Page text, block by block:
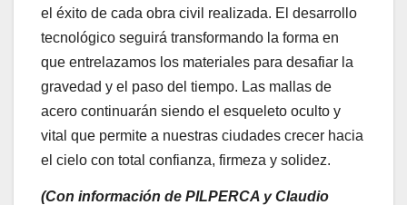
el éxito de cada obra civil realizada. El desarrollo
tecnológico seguirá transformando la forma en
que entrelazamos los materiales para desafiar la
gravedad y el paso del tiempo. Las mallas de
acero continuarán siendo el esqueleto oculto y
vital que permite a nuestras ciudades crecer hacia
el cielo con total confianza, firmeza y solidez.
(Con información de PILPERCA y Claudio